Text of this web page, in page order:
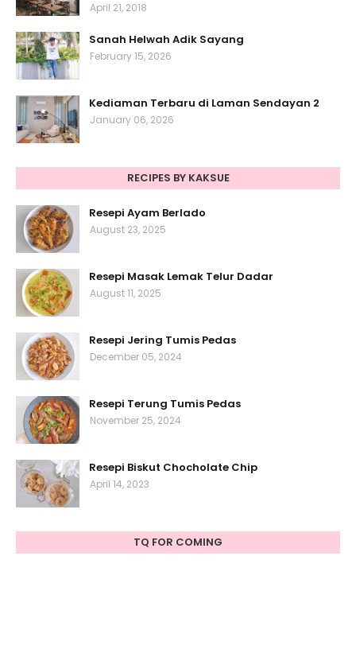
April 21, 2018
Sanah Helwah Adik Sayang
February 15, 2026
Kediaman Terbaru di Laman Sendayan 2
January 06, 2026
RECIPES BY KAKSUE
Resepi Ayam Berlado
August 23, 2025
Resepi Masak Lemak Telur Dadar
August 11, 2025
Resepi Jering Tumis Pedas
December 05, 2024
Resepi Terung Tumis Pedas
November 25, 2024
Resepi Biskut Chocholate Chip
April 14, 2023
TQ FOR COMING